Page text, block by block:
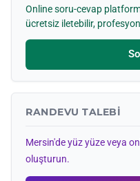
Online soru-cevap
ücretsiz iletebilir,
RANDEVU TALEBI
Mersin'de yüz yüze veya
oluşturun.